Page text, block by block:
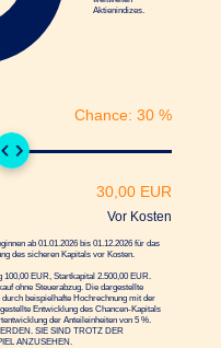
Aktienindizes.
Chance: 30 %
30,00 EUR
Vor Kosten
ab 01.01.2026 bis 01.12.2026 für das
des sicheren Kapitals vor Kosten.
100,00EUR, Startkapital 2.500,00EUR.
ohne Steuerabzug. Die dargestellte
beispielhafte Hochrechnung mit der
Entwicklung des Chancen-Kapitals
der Anteileinheiten von 5 %.
SIE SIND TROTZ DER
ANZUSEHEN.